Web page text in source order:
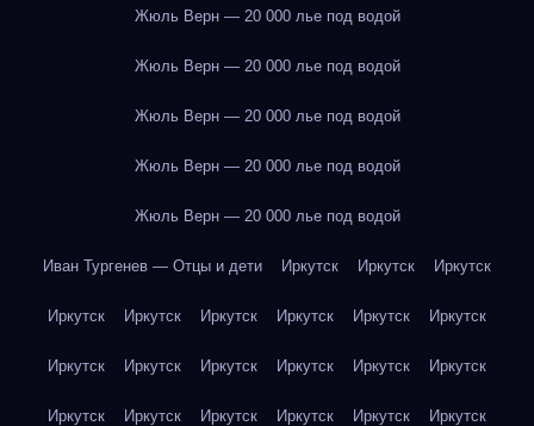
Жюль Верн — 20 000 лье под водой
Жюль Верн — 20 000 лье под водой
Жюль Верн — 20 000 лье под водой
Жюль Верн — 20 000 лье под водой
Жюль Верн — 20 000 лье под водой
Иван Тургенев — Отцы и дети Иркутск Иркутск Иркутск
Иркутск Иркутск Иркутск Иркутск Иркутск Иркутск
Иркутск Иркутск Иркутск Иркутск Иркутск Иркутск
Иркутск Иркутск Иркутск Иркутск Иркутск Иркутск